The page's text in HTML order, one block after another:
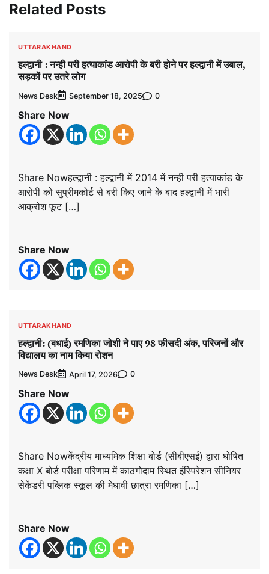
Related Posts
UTTARAKHAND
हल्द्वानी : नन्ही परी हत्याकांड आरोपी के बरी होने पर हल्द्वानी में उबाल,
सड़कों पर उतरे लोग
News Desk September 18, 2025 0
Share Now
Share Nowहल्द्वानी : हल्द्वानी में 2014 में नन्ही परी हत्याकांड के
आरोपी को सुप्रीमकोर्ट से बरी किए जाने के बाद हल्द्वानी में भारी
आक्रोश फूट […]
Share Now
UTTARAKHAND
हल्द्वानी: (बधाई) रमणिका जोशी ने पाए 98 फीसदी अंक, परिजनों और
विद्यालय का नाम किया रोशन
News Desk April 17, 2026 0
Share Now
Share Nowकेंद्रीय माध्यमिक शिक्षा बोर्ड (सीबीएसई) द्वारा घोषित
कक्षा X बोर्ड परीक्षा परिणाम में काठगोदाम स्थित इंस्पिरेशन सीनियर
सेकेंडरी पब्लिक स्कूल की मेधावी छात्रा रमणिका […]
Share Now